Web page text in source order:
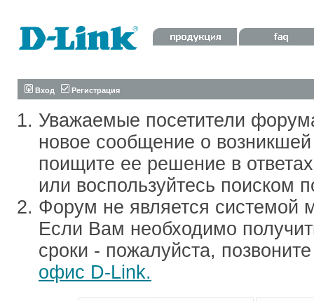
Вход Регистрация
Уважаемые посетители
новое сообщение о
поищите ее решение в
или воспользуйтесь поиском
Форум не является системой
Если Вам необходимо
сроки - пожалуйста,
офис D-Link.